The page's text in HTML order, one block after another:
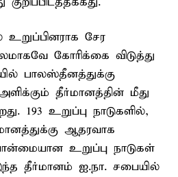
சேர
கோரிக்கை விடுத்து
பாலஸ்தீனத்துக்கு
தீர்மானத்தின் மீது
193 உறுப்பு நாடுகளில்,
ஆதரவாக
உறுப்பு நாடுகள்
தீர்மானம் ஐ.நா. சபையில்